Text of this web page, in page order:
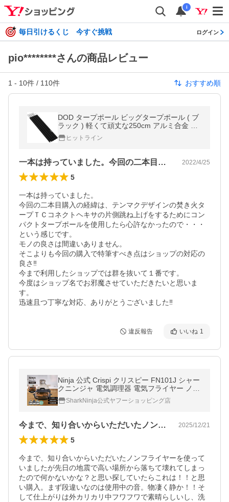
i
毎日引けるくじ 今すぐ挑戦 ログイン
pio********さんの商品レビュー
1 - 10件 / 110件 おすすめ順
DOD タープポール ビッグタープポール ( ブ
ラック ) 軽くて頑丈な250cm アルミ合金 タ
ープポール XP5-507K 小川張り
ヒットライン
一本は持っていました。今回の二本目購入… 2022/4/25
5
一本は持っていました。
今回の二本目購入の経緯は、テンマクデザインの焚き火タ
ープＴＣコネクトヘキサの片側跳ね上げをするためにコン
パクトタープポールを使用したら心許なかったので・・・
という感じです。
モノの良さは間違いありません。
そこよりも今回の購入で特筆すべき点はショップの対応の
良さ‼️
今まで利用したショップでは群を抜いて１番です。
今度はショップ名でお邪魔させていただきたいと思いま
す。
迅速且つ丁寧な対応、ありがとうございました‼️
違反報告 いいね 1
Ninja 公式 Crispi クリスピー FN101J シャー
クニンジャ 電気調理器 電気フライヤー ノン
フライヤー 卓上 自動調理器 揚げ物 グリル
ロースト ほったらかし
SharkNinja公式ヤフーショッピング店
今まで、知り合いからいただいたノンフラ… 2025/12/21
5
今まで、知り合いからいただいたノンフライヤーを使って
いましたが先日の地震で高い場所から落ちて壊れてしまっ
たので何かないかな？と思い探していたらこれは！！と思
い購入。まず段違いなのは使用中の音。物凄く静か！！そ
して仕上がりは外カリカリ中フワフワで素晴らしいし、洗